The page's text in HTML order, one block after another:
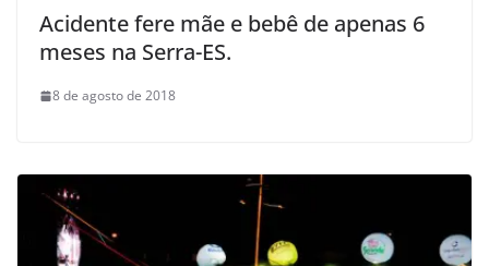
Acidente fere mãe e bebê de apenas 6
meses na Serra-ES.
8 de agosto de 2018